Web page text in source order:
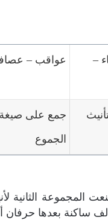
–
عواقب –
جمع على
الجموع
الثانية
ساكنة بعدها حرفان